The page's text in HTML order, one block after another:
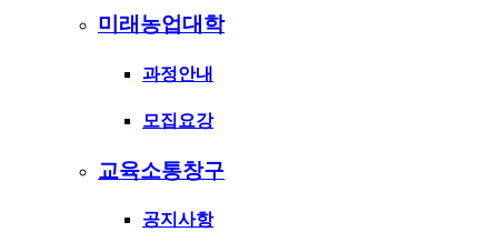
미래농업대학
과정안내
모집요강
교육소통창구
공지사항